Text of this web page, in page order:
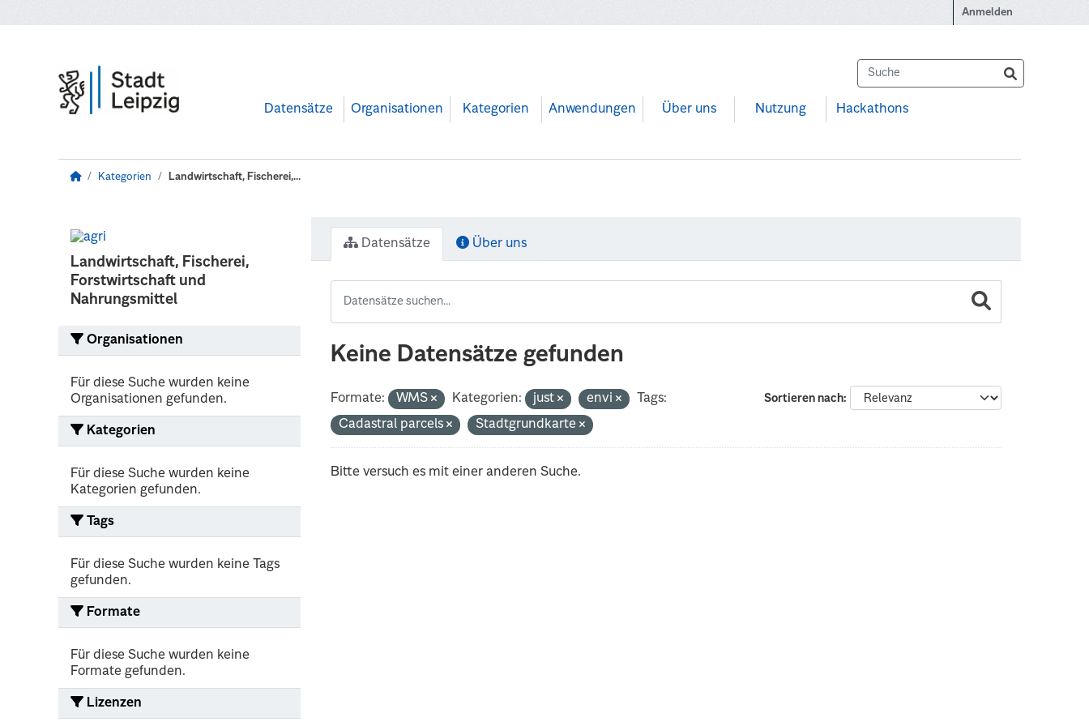
Anmelden
Datensätze Organisationen Kategorien Anwendungen Über uns Nutzung Hackathons
Kategorien Landwirtschaft, Fischerei,...
Landwirtschaft, Fischerei,
Forstwirtschaft und
Nahrungsmittel
Organisationen
Für diese Suche wurden keine
Organisationen gefunden.
Kategorien
Für diese Suche wurden keine
Kategorien gefunden.
Tags
Für diese Suche wurden keine Tags
gefunden.
Formate
Für diese Suche wurden keine
Formate gefunden.
Lizenzen
Datensätze Über uns
Keine Datensätze gefunden
Sortieren nach
Formate: WMS Kategorien: just envi
Tags:
Cadastral parcels
Stadtgrundkarte
Bitte versuch es mit einer anderen Suche.